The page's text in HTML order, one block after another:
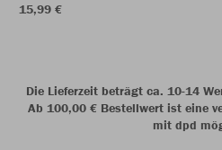
15,99 €
Die Lieferzeit beträgt ca. 10-14
Ab 100,00 € Bestellwert ist eine
mit dpd